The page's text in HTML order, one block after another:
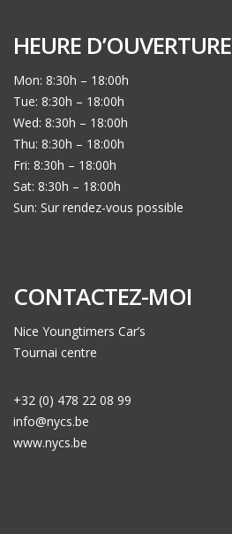
HEURE D’OUVERTURE
Mon: 8:30h – 18:00h
Tue: 8:30h – 18:00h
Wed: 8:30h – 18:00h
Thu: 8:30h – 18:00h
Fri: 8:30h – 18:00h
Sat: 8:30h – 18:00h
Sun: Sur rendez-vous possible
CONTACTEZ-MOI
Nice Youngtimers Car’s
Tournai centre
+32 (0) 478 22 08 99
info@nycs.be
www.nycs.be